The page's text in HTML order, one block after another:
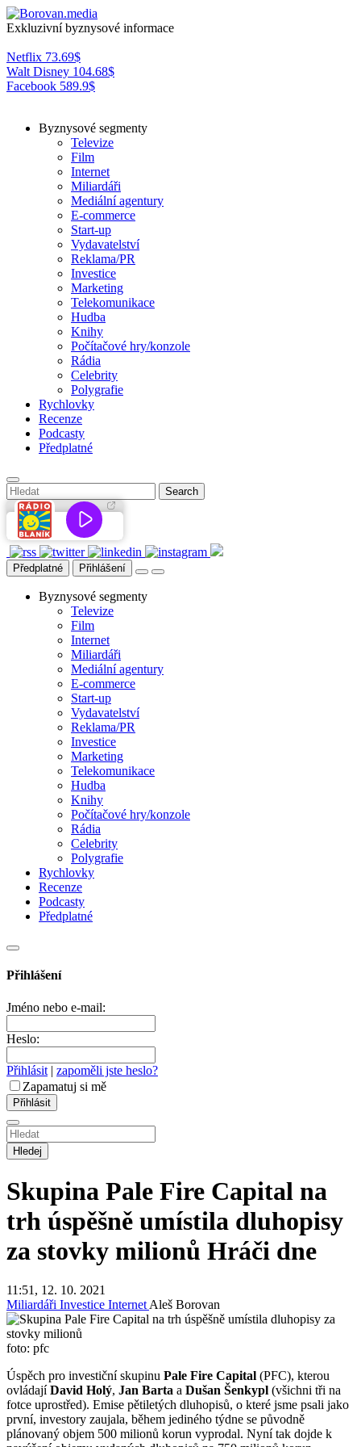
Exkluzivní byznysové informace
Netflix 73.69$
Walt Disney 104.68$
Facebook 589.9$
Byznysové segmenty
Televize
Film
Internet
Miliardáři
Mediální agentury
E-commerce
Start-up
Vydavatelství
Reklama/PR
Investice
Marketing
Telekomunikace
Hudba
Knihy
Počítačové hry/konzole
Rádia
Celebrity
Polygrafie
Rychlovky
Recenze
Podcasty
Předplatné
Předplatné Přihlášení
Byznysové segmenty
Televize
Film
Internet
Miliardáři
Mediální agentury
E-commerce
Start-up
Vydavatelství
Reklama/PR
Investice
Marketing
Telekomunikace
Hudba
Knihy
Počítačové hry/konzole
Rádia
Celebrity
Polygrafie
Rychlovky
Recenze
Podcasty
Předplatné
Přihlášení
Jméno nebo e-mail:
Heslo:
Přihlásit | zapoměli jste heslo?
Zapamatuj si mě
Hledej
Skupina Pale Fire Capital na
trh úspěšně umístila dluhopisy
za stovky milionů Hráči dne
11:51, 12. 10. 2021
Miliardáři Investice InternetAleš Borovan
foto: pfc
Úspěch pro investiční skupinu Pale Fire Capital (PFC), kterou
ovládajíDavid Holý, Jan Barta a Dušan Šenkypl (všichni tři na
fotce uprostřed). Emise pětiletých dluhopisů, o které jsme psali jako
první, investory zaujala, během jediného týdne se původně
plánovaný objem 500 milionů korun vyprodal. Nyní tak dojde k